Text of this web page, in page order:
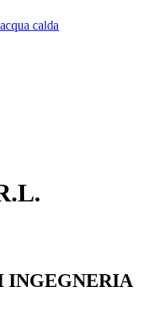
calda
INGEGNERIA